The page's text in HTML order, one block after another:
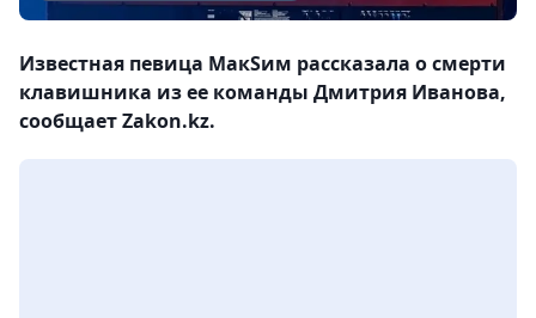
Известная певица МакSим рассказала о смерти
клавишника из ее команды Дмитрия Иванова,
сообщает Zakon.kz.